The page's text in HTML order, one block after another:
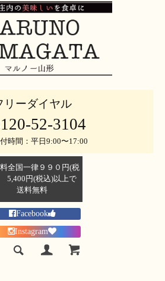
リーダイヤル
52-3104
時間：平日9:00〜17:00
全国一律９９０円(税
円(税込)以上で
送料無料
Facebook
Instagram